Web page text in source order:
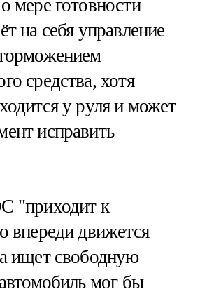
мере готовности
на себя управление
средства, хотя
у руля и может
исправить
"приходит к
впереди движется
ищет свободную
мог бы